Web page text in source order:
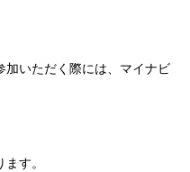
加いただく際には、マイナビ
す。